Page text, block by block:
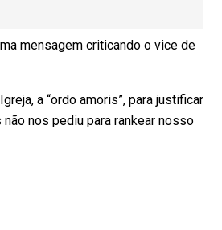
mensagem criticando o vice de
a “ordo amoris”, para justificar
não nos pediu para rankear nosso